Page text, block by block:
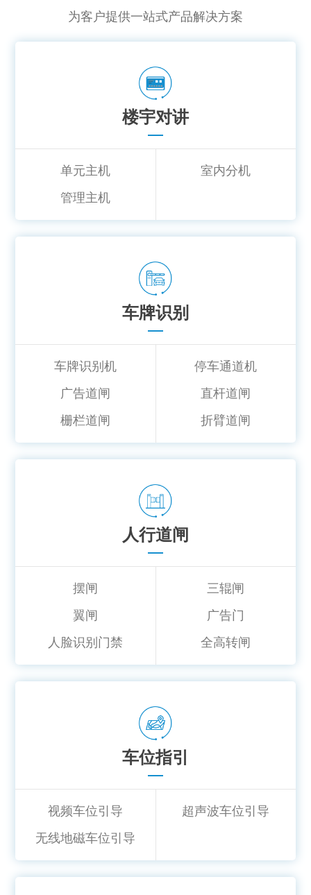
为客户提供一站式产品解决方案
楼宇对讲
单元主机
室内分机
管理主机
车牌识别
车牌识别机
停车通道机
广告道闸
直杆道闸
栅栏道闸
折臂道闸
人行道闸
摆闸
三辊闸
翼闸
广告门
人脸识别门禁
全高转闸
车位指引
视频车位引导
超声波车位引导
无线地磁车位引导